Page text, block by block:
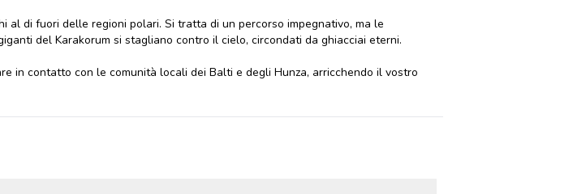
di fuori delle regioni polari. Si tratta di un percorso impegnativo, ma le
del Karakorum si stagliano contro il cielo, circondati da ghiacciai eterni.
in contatto con le comunità locali dei Balti e degli Hunza, arricchendo il vostro